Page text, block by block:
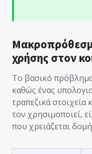
χρήσης στον
Το βασικό
καθώς ένας
τραπεζικά στοιχεία
τον χρησιμοποιεί,
που χρειάζεται